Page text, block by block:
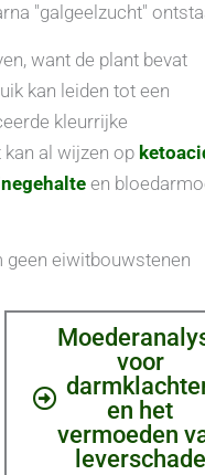
"galgeelzucht"
want de plant bevat
kan leiden tot een
kleurrijke
al wijzen op
en
eiwitbouwstenen
voor
en het
vermoeden
leverschade